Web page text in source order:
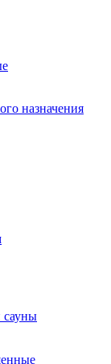
назначения
сауны